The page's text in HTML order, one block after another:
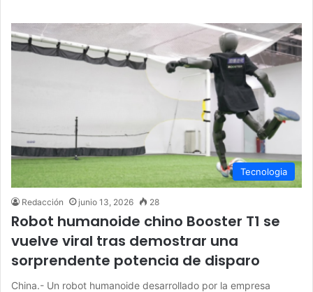
Tecnologia
Redacción junio 13, 2026 28
Robot humanoide chino Booster T1 se
vuelve viral tras demostrar una
sorprendente potencia de disparo
China.- Un robot humanoide desarrollado por la empresa